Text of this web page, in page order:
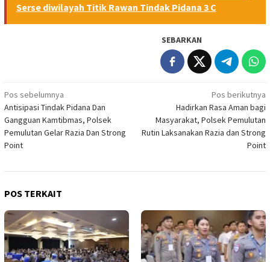
Serse diwilayah Titik Rawan Tindak Pidana 3 C
SEBARKAN
Navigasi
pos
Pos sebelumnya
Antisipasi Tindak Pidana Dan
Gangguan Kamtibmas, Polsek
Pemulutan Gelar Razia Dan Strong
Point
Pos berikutnya
Hadirkan Rasa Aman bagi
Masyarakat, Polsek Pemulutan
Rutin Laksanakan Razia dan Strong
Point
POS TERKAIT